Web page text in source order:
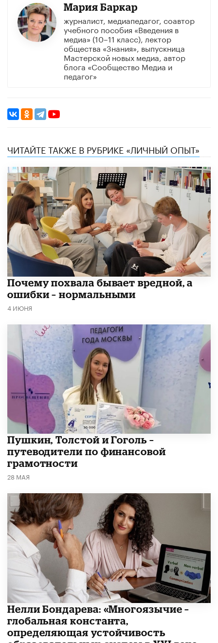
Мария Баркар
журналист, медиапедагог, соавтор
учебного пособия «Введения в
медиа» (10–11 класс), лектор
общества «Знания», выпускница
Мастерской новых медиа, автор
блога «Сообщество Медиа и
педагог»
ЧИТАЙТЕ ТАКЖЕ В РУБРИКЕ «ЛИЧНЫЙ ОПЫТ»
​Почему похвала бывает вредной, а
ошибки – нормальными
4 ИЮНЯ
​Пушкин, Толстой и Гоголь –
путеводители по финансовой
грамотности
28 МАЯ
​Нелли Бондарева: «Многоязычие –
глобальная константа,
определяющая устойчивость